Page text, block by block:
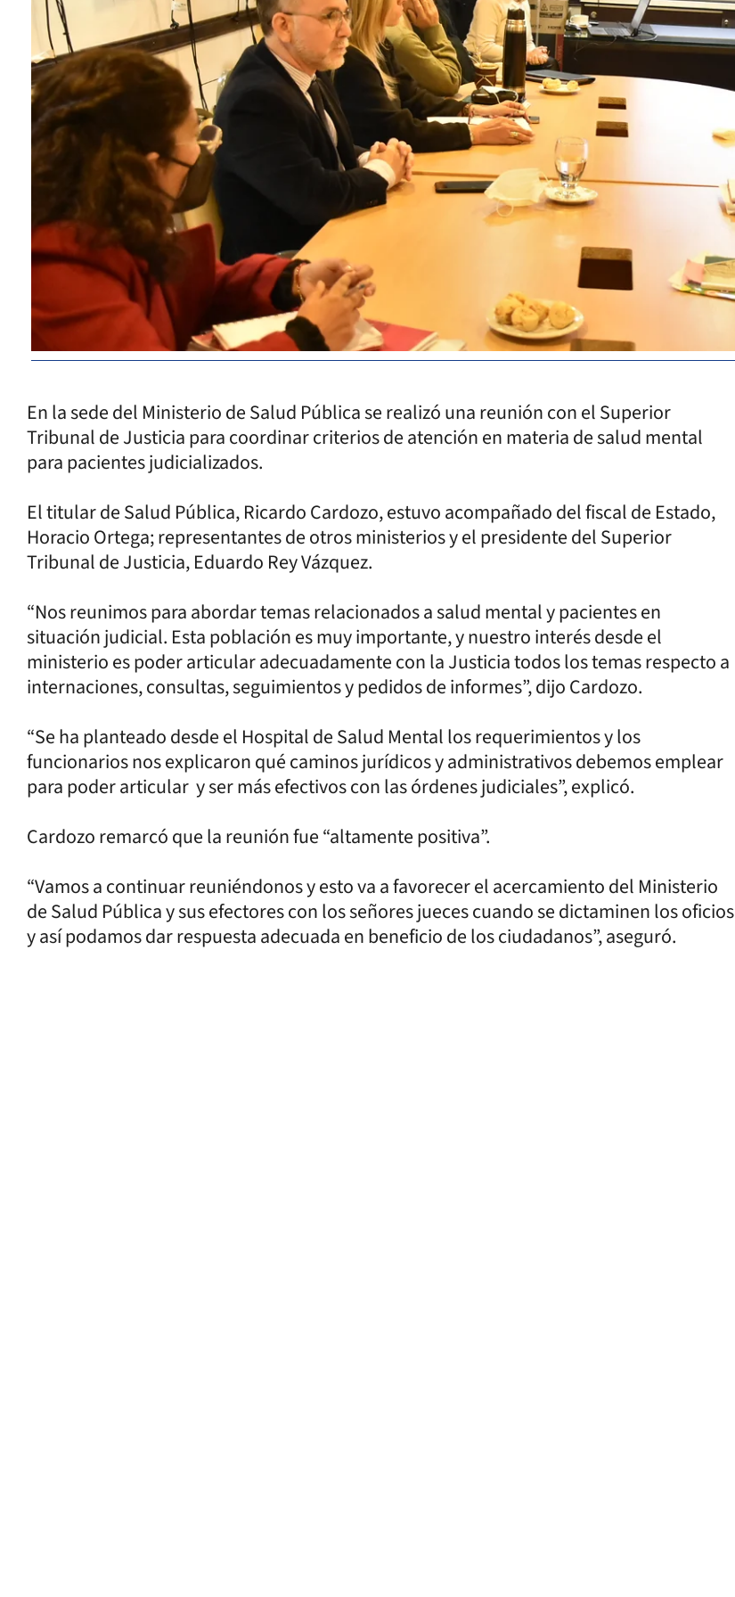
En la sede del Ministerio de Salud Pública se realizó una reunión con el Superior
Tribunal de Justicia para coordinar criterios de atención en materia de salud mental
para pacientes judicializados.
El titular de Salud Pública, Ricardo Cardozo, estuvo acompañado del fiscal de Estado,
Horacio Ortega; representantes de otros ministerios y el presidente del Superior
Tribunal de Justicia, Eduardo Rey Vázquez.
“Nos reunimos para abordar temas relacionados a salud mental y pacientes en
situación judicial. Esta población es muy importante, y nuestro interés desde el
ministerio es poder articular adecuadamente con la Justicia todos los temas respecto a
internaciones, consultas, seguimientos y pedidos de informes”, dijo Cardozo.
“Se ha planteado desde el Hospital de Salud Mental los requerimientos y los
funcionarios nos explicaron qué caminos jurídicos y administrativos debemos emplear
para poder articular y ser más efectivos con las órdenes judiciales”, explicó.
Cardozo remarcó que la reunión fue “altamente positiva”.
“Vamos a continuar reuniéndonos y esto va a favorecer el acercamiento del Ministerio
de Salud Pública y sus efectores con los señores jueces cuando se dictaminen los oficios
y así podamos dar respuesta adecuada en beneficio de los ciudadanos”, aseguró.